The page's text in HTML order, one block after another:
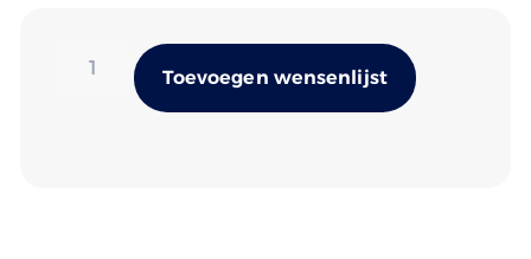
Toevoegen wensenlijst